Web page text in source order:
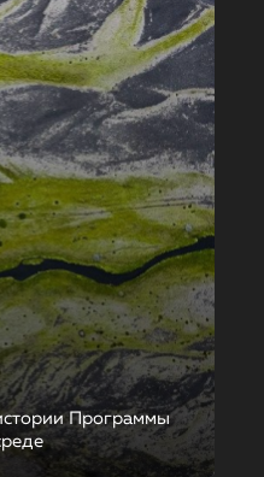
Программы